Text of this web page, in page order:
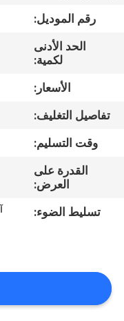
جولة
مراقبة
الجودة
اتصل
اطلب
اقتباس
رقم الموديل:
الحد الأدنى
لكمية:
الأسعار:
تفاصيل التغليف:
وقت التسليم:
القدرة على
العرض:
تسليط الضوء: